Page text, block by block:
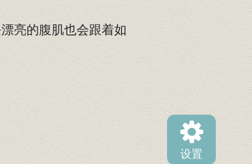
设置
亮的腹肌也会跟着如